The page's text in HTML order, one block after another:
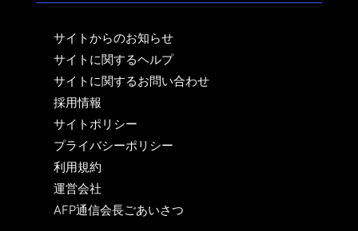
サイトからのお知らせ
サイトに関するヘルプ
サイトに関するお問い合わせ
採用情報
サイトポリシー
プライバシーポリシー
利用規約
運営会社
AFP通信会長ごあいさつ